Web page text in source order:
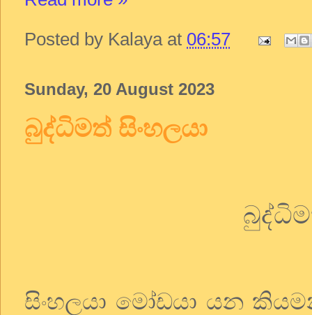
Posted by Kalaya at 06:57
Sunday, 20 August 2023
බුද්ධිමත් සිංහලයා
සිංහලයා මෝඩයා යන